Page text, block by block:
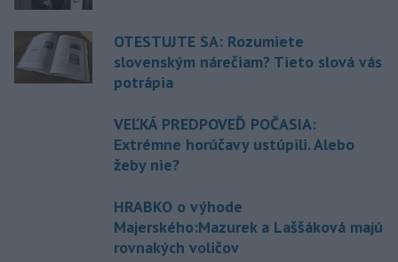
OTESTUJTE SA: Rozumiete
slovenským nárečiam? Tieto slová vás
potrápia
VEĽKÁ PREDPOVEĎ POČASIA:
Extrémne horúčavy ustúpili. Alebo
žeby nie?
HRABKO o výhode
Majerského:Mazurek a Laššáková majú
rovnakých voličov